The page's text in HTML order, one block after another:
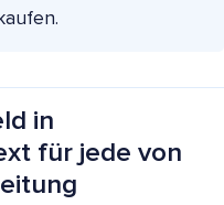
in
für jede von